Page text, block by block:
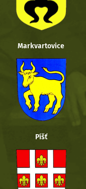
Markvartovice
Píšť